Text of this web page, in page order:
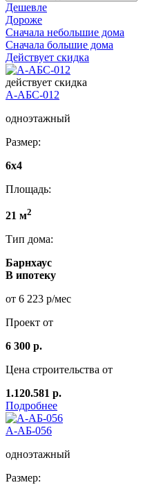
Дешевле
Дороже
Сначала небольшие дома
Сначала большие дома
Действует скидка
действует скидка
А-АБС-012
одноэтажный
Размер:
6х4
Площадь:
21 м2
Тип дома:
Барнхаус
В ипотеку
от 6 223 р/мес
Проект от
6 300 р.
Цена строительства от
1.120.581 р.
Подробнее
А-АБ-056
одноэтажный
Размер: